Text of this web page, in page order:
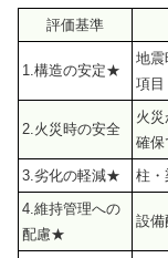
評価基準
1.構造の安定★
地震
項目
2.火災時の安全
火
確保
3.劣化の軽減★
柱・
4.維持管理への
配慮★
設備